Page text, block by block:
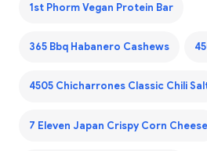
1st Phorm Vegan Protein Bar
365 Bbq Habanero Cashews
4505 Chicharrones Classic Chili
7 Eleven Japan Crispy Corn Cheese